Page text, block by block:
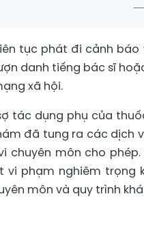
liên tục phát đi cảnh
danh tiếng bác sĩ
xã hội.
tác dụng phụ của
đã tung ra các dịch
chuyên môn cho
vi phạm nghiêm trọng
môn và quy trình